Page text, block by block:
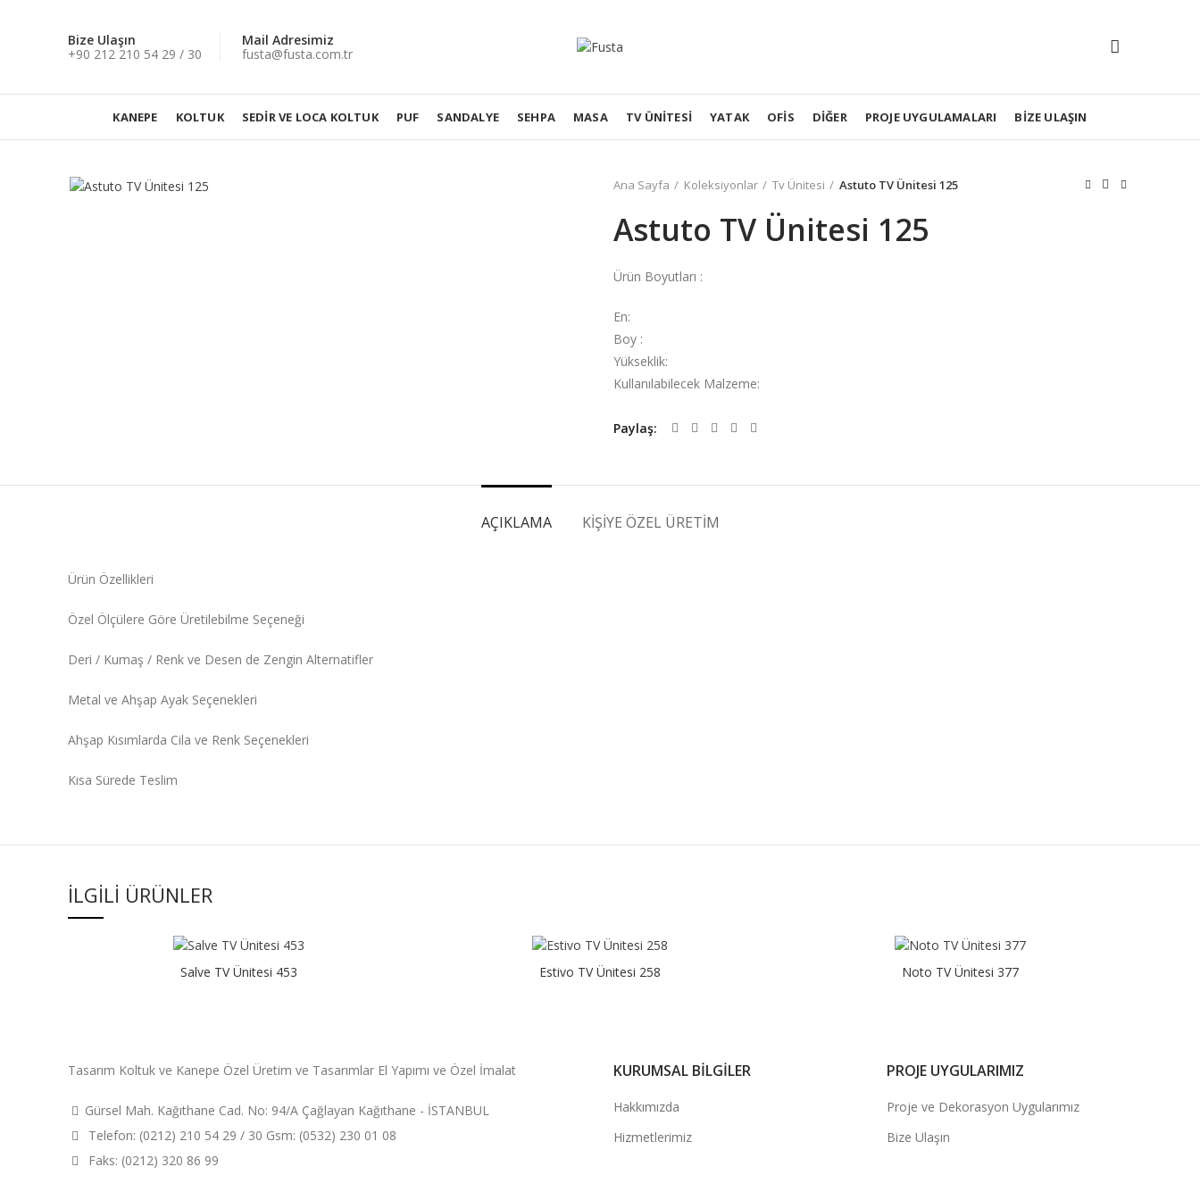
Bize Ulaşın
+90 212 210 54 29 / 30
Mail Adresimiz
fusta@fusta.com.tr
KANEPE KOLTUK SEDIR VE LOCA KOLTUK PUF SANDALYE SEHPA MASA TV ÜNITESI YATAK OFIS DIĞER PROJE UYGULAMALARI BIZE ULAŞIN
Ana Sayfa
Koleksiyonlar Tv Ünitesi Astuto TV Ünitesi 125
Astuto TV Ünitesi 125
Ürün Boyutları :
En:
Boy :
Yükseklik:
Kullanılabilecek Malzeme:
Paylaş
AÇIKLAMA KIŞIYE ÖZEL ÜRETIM
Ürün Özellikleri
Özel Ölçülere Göre Üretilebilme Seçeneği
Deri / Kumaş / Renk ve Desen de Zengin Alternatifler
Metal ve Ahşap Ayak Seçenekleri
Ahşap Kısımlarda Cila ve Renk Seçenekleri
Kısa Sürede Teslim
İLGILI ÜRÜNLER
Salve TV Ünitesi 453 Estivo TV Ünitesi 258 Noto TV Ünitesi 377
Tasarım Koltuk ve Kanepe Özel Üretim ve Tasarımlar El Yapımı ve Özel İmalat
Gürsel Mah. Kağıthane Cad. No: 94/A Çağlayan Kağıthane - İSTANBUL
Telefon: (0212) 210 54 29 / 30 Gsm: (0532) 230 01 08
Faks: (0212) 320 86 99
KURUMSAL BILGILER
Hakkımızda
Hizmetlerimiz
PROJE UYGULARIMIZ
Proje ve Dekorasyon Uygularımız
Bize Ulaşın